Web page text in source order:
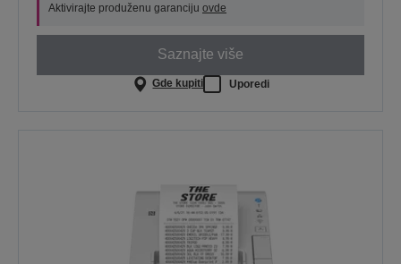
Aktivirajte produženu garanciju ovde
Saznajte više
Gde kupiti Uporedi